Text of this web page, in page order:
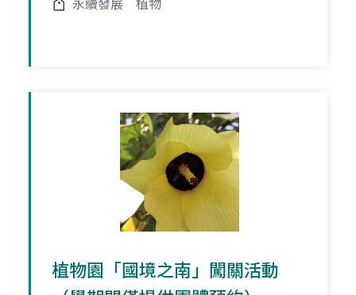
永續發展 植物
植物園「國境之南」闖關活動